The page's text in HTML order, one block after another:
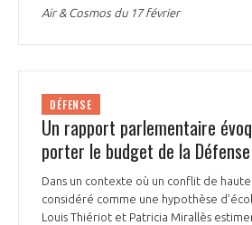
Air & Cosmos du 17 février
DÉFENSE
Un rapport parlementaire
porter le budget de la
Dans un contexte où un conflit de
considéré comme une hypothèse
Louis Thiériot et Patricia Mirallès